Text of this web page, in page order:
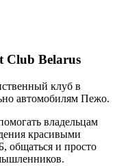
Club Belarus
клуб в
автомобилям Пежо.
владельцам
красивыми
общаться и просто